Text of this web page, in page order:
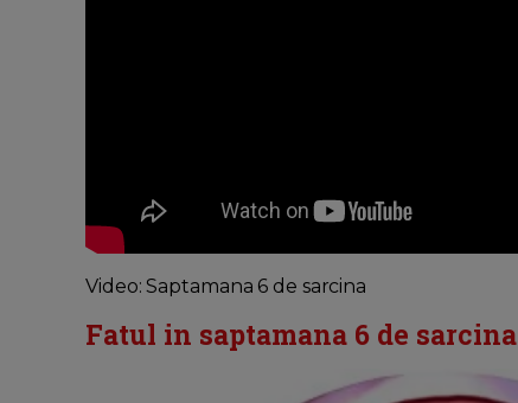
Video: Saptamana 6 de sarcina
Fatul in saptamana 6 de sarcina